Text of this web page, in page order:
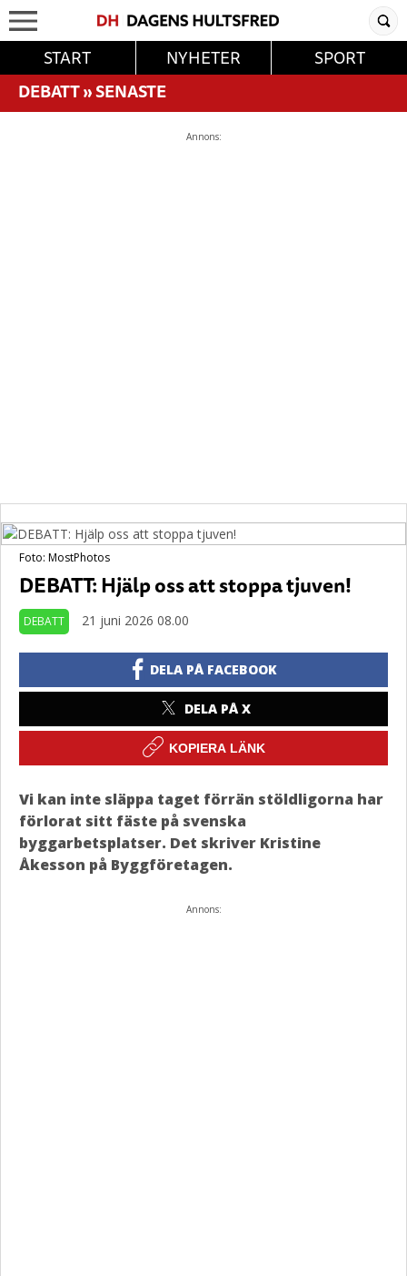
START NYHETER
SPORT
DEBATT»SENASTE
Annons:
Foto: MostPhotos
DEBATT: Hjälp oss att stoppa tjuven!
DEBATT 21 juni 2026 08.00
DELA PÅ FACEBOOK
DELA PÅ X
KOPIERA LÄNK
Vi kan inte släppa taget förrän stöldligorna har
förlorat sitt fäste på svenska
byggarbetsplatser. Det skriver Kristine
Åkesson på Byggföretagen.
Annons: